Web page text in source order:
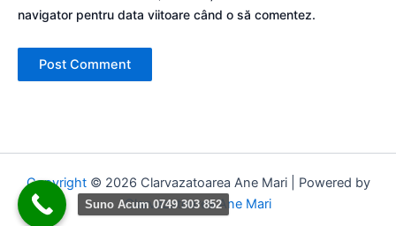
navigator pentru data viitoare când o să comentez.
Copyright© 2026 Clarvazatoarea Ane Mari | Powered by
Clarvazatoarea Ane Mari
Suno Acum 0749 303 852